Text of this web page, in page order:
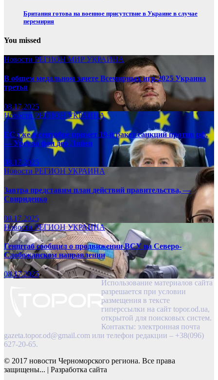
Британия готова на военное присутствие в Украине в случае
перемирия
You missed
Новости РЕГИОНМИР УКРАИНА
В общем медальном зачете Всемирных игр-2025 Украина
третья
08.17.2025
НовостиРЕГИОНУКРАИНА
ЕС уже в сентябре примет 19-й ракет санкций против рф,
— Урсула фон дер Ляйен
08.17.2025
Новости РЕГИОН УКРАИНА
Завтра представим план действий правительства, —
Свириденко
08.17.2025
НовостиРЕГИОНУКРАИНА
Генштаб сообщил о продвижении ВСУ на Северо-
Слобожанском направлении
08.17.2025
Использование материалов сайта
разрешается при условии
размещения в тексте
гиперссылки на сайт topor.od.ua,
открытой для поисковых систем.
Контакты: электронная почта
gazeta.topor.od@gmail.com или телефон редакции – +38(096)
627-20-65.
© 2017 новости Черноморского региона. Все права
защищены... | Разработка сайта